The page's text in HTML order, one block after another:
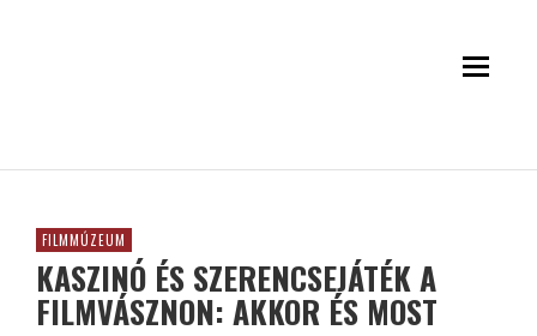
FILMMÚZEUM
KASZINÓ ÉS SZERENCSEJÁTÉK A
FILMVÁSZNON: AKKOR ÉS MOST